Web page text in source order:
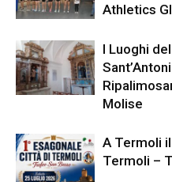
Athletics
I Luoghi
Molise
A Termoli
Termoli –